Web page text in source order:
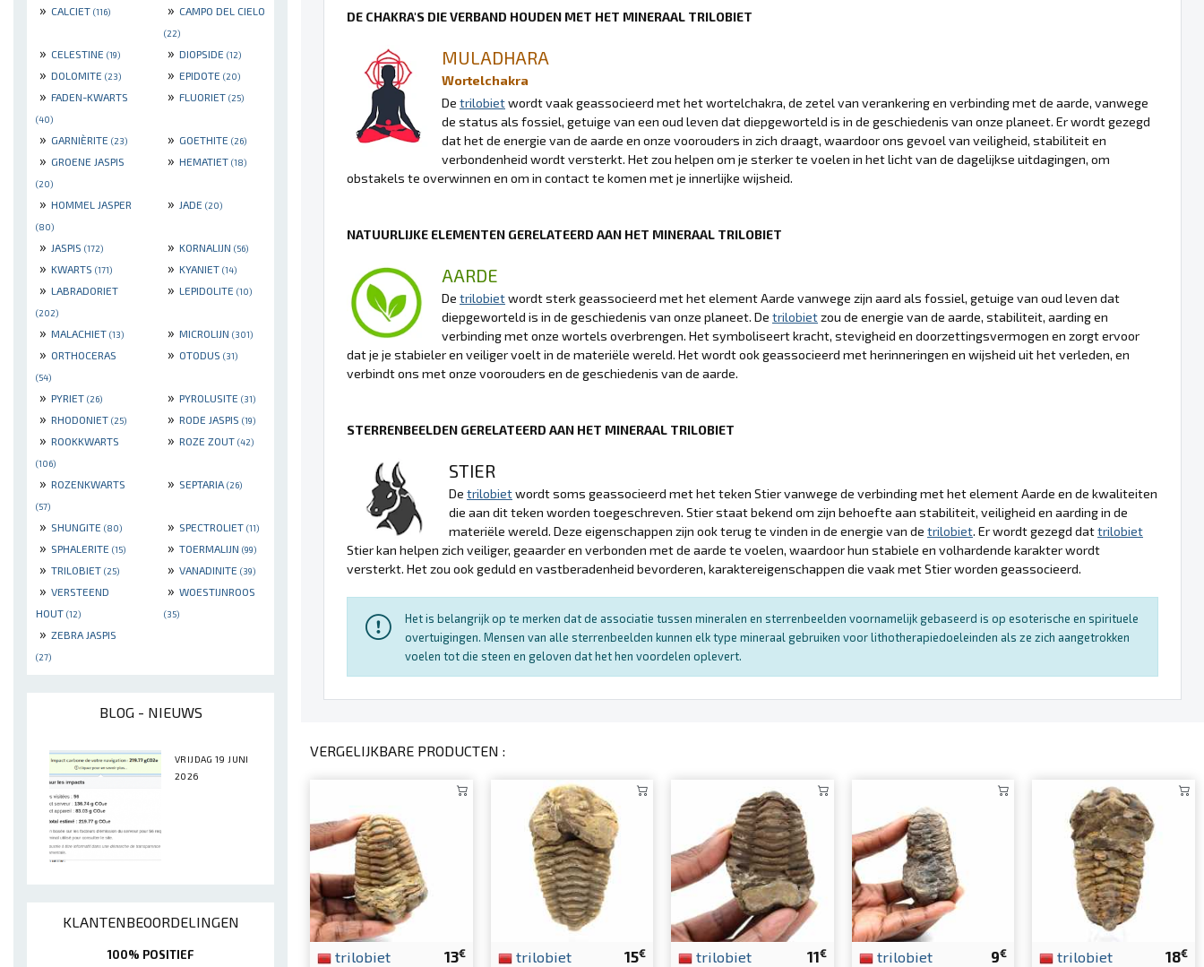
» CALCIET (116) » CAMPO DEL CIELO
(22)
» CELESTINE (19) » DIOPSIDE (12)
» DOLOMITE (23) » EPIDOTE (20)
» FADEN-KWARTS
(40)
» FLUORIET (25)
» GARNIÈRITE (23) » GOETHITE (26)
» GROENE JASPIS
(20)
» HEMATIET (18)
» HOMMEL JASPER
(80)
» JADE (20)
» JASPIS (172) » KORNALIJN (56)
» KWARTS (171) » KYANIET (14)
» LABRADORIET
(202)
» LEPIDOLITE (10)
» MALACHIET (13) » MICROLIJN (301)
» ORTHOCERAS
(54)
» OTODUS (31)
» PYRIET (26) » PYROLUSITE (31)
» RHODONIET (25) » RODE JASPIS (19)
» ROOKKWARTS
(106)
» ROZE ZOUT (42)
» ROZENKWARTS
(57)
» SEPTARIA (26)
» SHUNGITE (80) » SPECTROLIET (11)
» SPHALERITE (15) » TOERMALIJN (99)
» TRILOBIET (25) » VANADINITE (39)
» VERSTEEND
HOUT (12)
» WOESTIJNROOS
(35)
» ZEBRA JASPIS
(27)
BLOG - NIEUWS
VRIJDAG 19 JUNI
2026
KLANTENBEOORDELINGEN
100% POSITIEF
DE CHAKRA'S DIE VERBAND HOUDEN MET HET MINERAAL TRILOBIET
MULADHARA
Wortelchakra
De trilobietwordt vaak geassocieerd met het wortelchakra, de zetel van verankering en verbinding met de aarde, vanwege
de status als fossiel, getuige van een oud leven dat diepgeworteld is in de geschiedenis van onze planeet. Er wordt gezegd
dat het de energie van de aarde en onze voorouders in zich draagt, waardoor ons gevoel van veiligheid, stabiliteit en
verbondenheid wordt versterkt. Het zou helpen om je sterker te voelen in het licht van de dagelijkse uitdagingen, om
obstakels te overwinnen en om in contact te komen met je innerlijke wijsheid.
NATUURLIJKE ELEMENTEN GERELATEERD AAN HET MINERAAL TRILOBIET
AARDE
De trilobietwordt sterk geassocieerd met het element Aarde vanwege zijn aard als fossiel, getuige van oud leven dat
diepgeworteld is in de geschiedenis van onze planeet. De trilobietzou de energie van de aarde, stabiliteit, aarding en
verbinding met onze wortels overbrengen. Het symboliseert kracht, stevigheid en doorzettingsvermogen en zorgt ervoor
dat je je stabieler en veiliger voelt in de materiële wereld. Het wordt ook geassocieerd met herinneringen en wijsheid uit het verleden, en
verbindt ons met onze voorouders en de geschiedenis van de aarde.
STERRENBEELDEN GERELATEERD AAN HET MINERAAL TRILOBIET
STIER
De trilobietwordt soms geassocieerd met het teken Stier vanwege de verbinding met het element Aarde en de kwaliteiten
die aan dit teken worden toegeschreven. Stier staat bekend om zijn behoefte aan stabiliteit, veiligheid en aarding in de
materiële wereld. Deze eigenschappen zijn ook terug te vinden in de energie van de trilobiet. Er wordt gezegd dattrilobiet
Stier kan helpen zich veiliger, geaarder en verbonden met de aarde te voelen, waardoor hun stabiele en volhardende karakter wordt
versterkt. Het zou ook geduld en vastberadenheid bevorderen, karaktereigenschappen die vaak met Stier worden geassocieerd.
Het is belangrijk op te merken dat de associatie tussen mineralen en sterrenbeelden voornamelijk gebaseerd is op esoterische en spirituele
overtuigingen. Mensen van alle sterrenbeelden kunnen elk type mineraal gebruiken voor lithotherapiedoeleinden als ze zich aangetrokken
voelen tot die steen en geloven dat het hen voordelen oplevert.
VERGELIJKBARE PRODUCTEN :
13€
trilobiet 15€
trilobiet 11€
trilobiet 9€
trilobiet 18€
trilobiet